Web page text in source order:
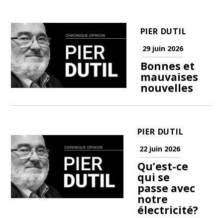
PIER DUTIL
29 juin 2026
Bonnes et
mauvaises
nouvelles
PIER DUTIL
22 juin 2026
Qu’est-ce
qui se
passe avec
notre
électricité?